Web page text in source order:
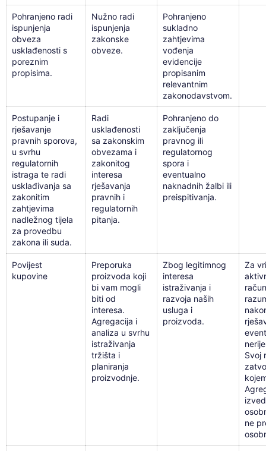
Pohranjeno radi
ispunjenja
obveza
usklađenosti s
poreznim
propisima.
Nužno radi
ispunjenja
zakonske
obveze.
Pohranjeno
sukladno
zahtjevima
vođenja
evidencije
propisanim
relevantnim
zakonodavstvom.
Postupanje i
rješavanje
pravnih sporova,
u svrhu
regulatornih
istraga te radi
usklađivanja sa
zakonitim
zahtjevima
nadležnog tijela
za provedbu
zakona ili suda.
Radi
usklađenosti
sa zakonskim
obvezama i
zakonitog
interesa
rješavanja
pravnih i
regulatornih
pitanja.
Pohranjeno do
zaključenja
pravnog ili
regulatornog
spora i
eventualno
naknadnih žalbi ili
preispitivanja.
Povijest
kupovine
Preporuka
proizvoda koji
bi vam mogli
biti od
interesa.
Agregacija i
analiza u svrhu
istraživanja
tržišta i
planiranja
proizvodnje.
Zbog legitimnog
interesa
istraživanja i
razvoja naših
usluga i
proizvoda.
Za
Svoj
ne